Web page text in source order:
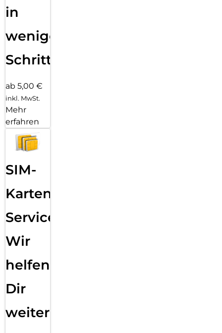
in
wenigen
Schritten
ab 5,00 €
inkl. MwSt.
Mehr
erfahren
SIM-
Karten
Service:
Wir
helfen
Dir
weiter